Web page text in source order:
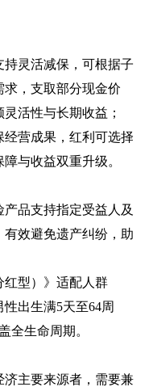
灵活减保，可根据子
，支取部分现金价
活性与长期收益；
营成果，红利可选择
与收益双重升级。
品支持指定受益人及
效避免遗产纠纷，助
红型）》适配人群
出生满5天至64周
全生命周期。
济主要来源者，需要兼